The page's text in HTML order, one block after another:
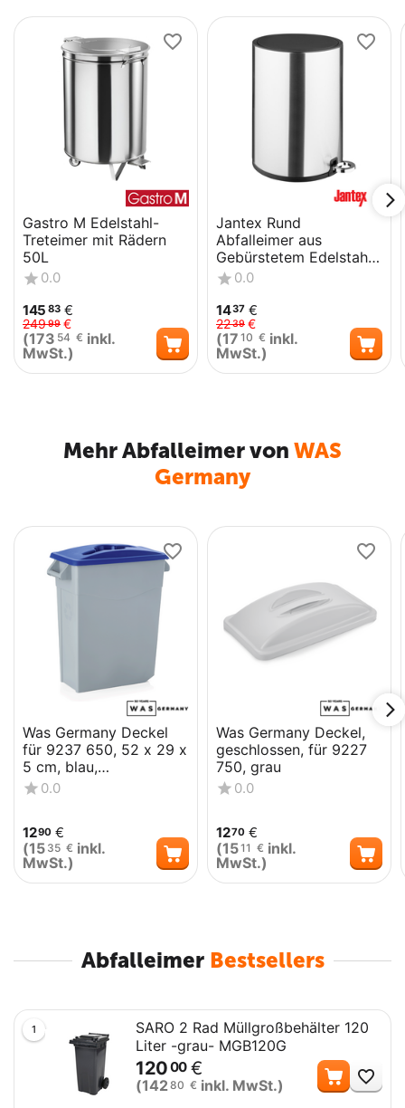
Gastro M Edelstahl-
Treteimer mit Rädern
50L
0.0
145 83 €
24999 €
(173 54 € inkl.
MwSt.)
Jantex Rund
Abfalleimer aus
Gebürstetem Edelstahl
6Ltr0.0
1437 €
2239 €
(17 10 € inkl.
MwSt.)
Mehr Abfalleimer von WAS
Germany
Was Germany Deckel
für 9237 650, 52 x 29 x
5 cm, blau,
Polypropylen
0.0
1290 €
(15 35 € inkl.
MwSt.)
Was Germany Deckel,
geschlossen, für 9227
750, grau
0.0
1270 €
(1511 € inkl.
MwSt.)
Abfalleimer Bestsellers
1
SARO 2 Rad Müllgroßbehälter 120
Liter -grau- MGB120G
12000 €
(14280 € inkl. MwSt.)